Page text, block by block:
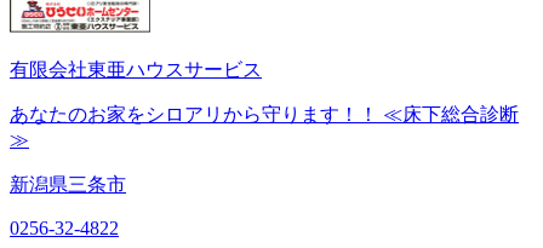
有限会社東亜ハウスサービス
あなたのお家をシロアリから守ります！！ ≪床下総合診断
≫
新潟県三条市
0256-32-4822